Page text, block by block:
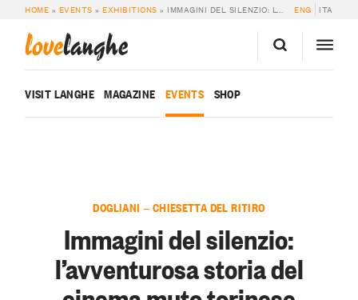
HOME » EVENTS »EXHIBITIONS » IMMAGINI DEL SILENZIO: L’AVVENTUROSA STORIA DEL CINEMA MUTO TORINESE ENG ITA
lovelanghe
VISIT LANGHE MAGAZINE EVENTS SHOP
DOGLIANI — CHIESETTA DEL RITIRO
Immagini del silenzio:
l’avventurosa storia del